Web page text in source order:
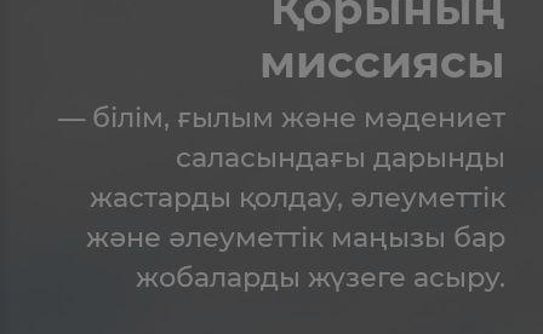
миссиясы
— білім, ғылым және мәдениет
саласындағы дарынды
жастарды қолдау, әлеуметтік
және әлеуметтік маңызы бар
жобаларды жүзеге асыру.